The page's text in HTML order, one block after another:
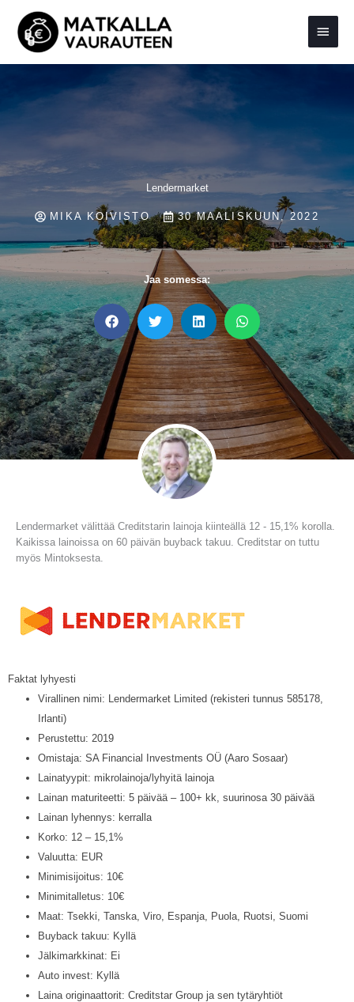
sisältöön
Lendermarket
MIKA KOIVISTO 30 MAALISKUUN, 2022
Jaa somessa:
Lendermarket välittää Creditstarin lainoja kiinteällä 12 - 15,1% korolla.
Kaikissa lainoissa on 60 päivän buyback takuu. Creditstar on tuttu
myös Mintoksesta.
Faktat lyhyesti
Virallinen nimi: Lendermarket Limited (rekisteri tunnus 585178,
Irlanti)
Perustettu: 2019
Omistaja: SA Financial Investments OÜ (Aaro Sosaar)
Lainatyypit: mikrolainoja/lyhyitä lainoja
Lainan maturiteetti: 5 päivää – 100+ kk, suurinosa 30 päivää
Lainan lyhennys: kerralla
Korko: 12 – 15,1%
Valuutta: EUR
Minimisijoitus: 10€
Minimitalletus: 10€
Maat: Tsekki, Tanska, Viro, Espanja, Puola, Ruotsi, Suomi
Buyback takuu: Kyllä
Jälkimarkkinat: Ei
Auto invest: Kyllä
Laina originaattorit: Creditstar Group ja sen tytäryhtiöt